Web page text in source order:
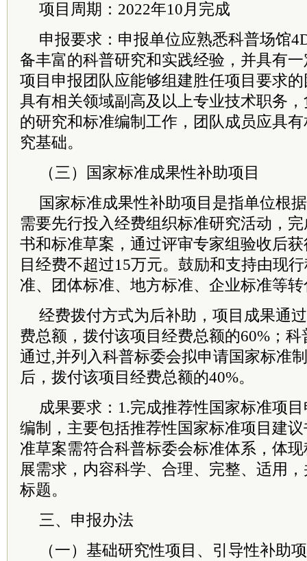
项目周期：2022年10月完成
申报要求：申报单位应熟悉科普场馆
备丰富的科普研究和实践经验，并具有
项目申报团队应能够组建胜任项目要求
具有相关领域副高及以上专业技术职务
的研究和标准编制工作，团队成员应具
究基础。
（三）国家标准成果性补助项目
国家标准成果性补助项目是指单位根
需要先行投入经费组织标准研究活动，
书和标准草案，通过评审专家组验收后
目经费不超过15万元。鼓励和支持由现
准、团体标准、地方标准、企业标准等
经费拨付方式为后补助，项目成果通
费总额，拨付该项目经费总额的60%；
通过,并列入科普标委会拟申请国家标准
后，拨付该项目经费总额的40%。
成果要求：1.完成推荐性国家标准项
编制，主要包括推荐性国家标准项目建
准草案需符合科普标委会标准体系，体
展需求，内容科学、合理、完整、适用
标题。
三、申报办法
（一）基础研究性项目、引导性补助